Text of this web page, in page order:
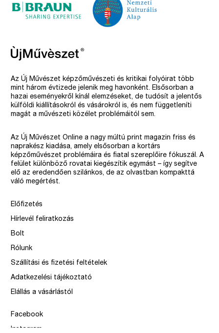
Az Új Művészet képzőművészeti és kritikai folyóirat több
mint három évtizede jelenik meg havonként. Elsősorban a
hazai eseményekről kínál elemzéseket, de tudósít a jelentős
külföldi kiállításokról és vásárokról is, és nem függetleníti
magát a művészeti közélet problémáitól sem.
Az Új Művészet Online a nagy múltú print magazin friss és
naprakész kiadása, amely elsősorban a kortárs
képzőművészet problémáira és fiatal szereplőire fókuszál. A
felület különböző rovatai kiegészítik egymást – így segítve
elő az eredendően szilánkos, de az olvastban kompakttá
váló megértést.
Előfizetés
Hírlevél feliratkozás
Bolt
Rólunk
Szállítási és fizetési feltételek
Adatkezelési tájékoztató
Elállás a vásárlástól
Facebook
Instagram